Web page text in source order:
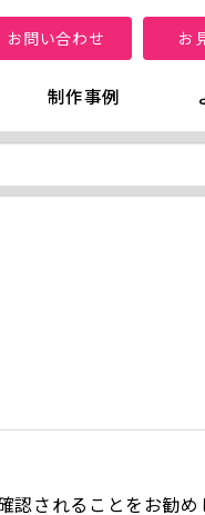
お問い合わせ お
制作事例
されることをお勧め